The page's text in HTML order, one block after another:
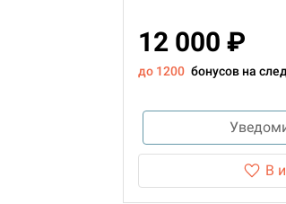
12 000 ₽
до 1200 бонусов на
В